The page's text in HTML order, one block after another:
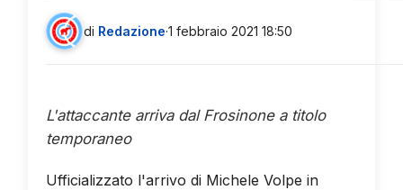
di Redazione·1 febbraio 2021 18:50
L'attaccante arriva dal Frosinone a titolo
temporaneo
Ufficializzato l'arrivo di Michele Volpe in